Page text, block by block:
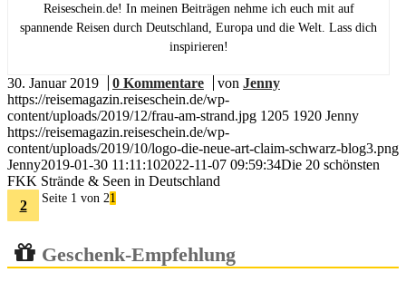
Reiseschein.de! In meinen Beiträgen nehme ich euch mit auf
spannende Reisen durch Deutschland, Europa und die Welt. Lass dich
inspirieren!
30. Januar 2019 0 Kommentare von Jenny
https://reisemagazin.reiseschein.de/wp-
content/uploads/2019/12/frau-am-strand.jpg 1205 1920 Jenny
https://reisemagazin.reiseschein.de/wp-
content/uploads/2019/10/logo-die-neue-art-claim-schwarz-blog3.png
Jenny2019-01-30 11:11:102022-11-07 09:59:34Die 20 schönsten
FKK Strände & Seen in Deutschland
Seite 1 von 21
2
Geschenk-Empfehlung